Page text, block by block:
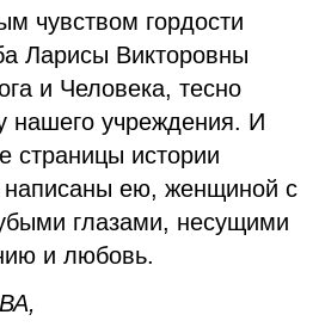
чувством гордости
Ларисы Викторовны
и Человека, тесно
нашего учреждения. И
страницы истории
написаны ею, женщиной с
глазами, несущими
и любовь.